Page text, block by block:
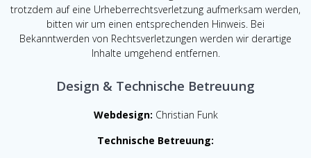
trotzdem auf eine Urheberrechtsverletzung aufmerksam werden,
bitten wir um einen entsprechenden Hinweis. Bei
Bekanntwerden von Rechtsverletzungen werden wir derartige
Inhalte umgehend entfernen.
Design & Technische Betreuung
Webdesign: Christian Funk
Technische Betreuung: